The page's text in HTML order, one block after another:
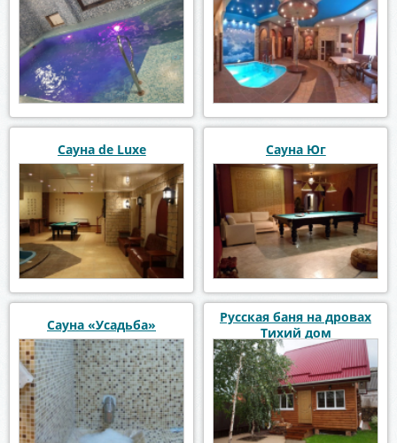
Сауна de Luxe Сауна Юг
Сауна «Усадьба»
Русская баня на дровах
Тихий дом